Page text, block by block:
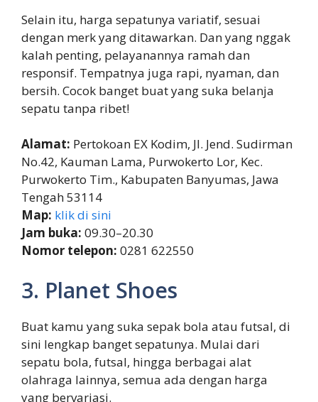
Selain itu, harga sepatunya variatif, sesuai
dengan merk yang ditawarkan. Dan yang nggak
kalah penting, pelayanannya ramah dan
responsif. Tempatnya juga rapi, nyaman, dan
bersih. Cocok banget buat yang suka belanja
sepatu tanpa ribet!
Alamat: Pertokoan EX Kodim, Jl. Jend. Sudirman
No.42, Kauman Lama, Purwokerto Lor, Kec.
Purwokerto Tim., Kabupaten Banyumas, Jawa
Tengah 53114
Map: klik di sini
Jam buka: 09.30–20.30
Nomor telepon: 0281 622550
3. Planet Shoes
Buat kamu yang suka sepak bola atau futsal, di
sini lengkap banget sepatunya. Mulai dari
sepatu bola, futsal, hingga berbagai alat
olahraga lainnya, semua ada dengan harga
yang bervariasi.